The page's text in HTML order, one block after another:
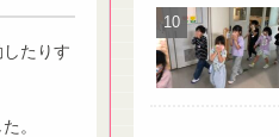
たりす
。